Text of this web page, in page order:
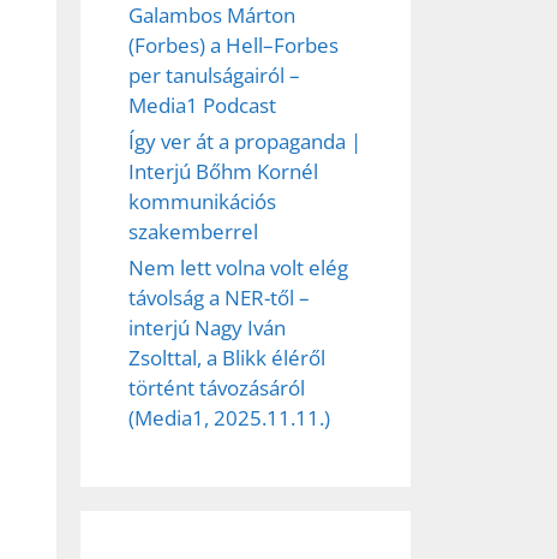
Galambos Márton
(Forbes) a Hell–Forbes
per tanulságairól –
Media1 Podcast
Így ver át a propaganda |
Interjú Bőhm Kornél
kommunikációs
szakemberrel
Nem lett volna volt elég
távolság a NER-től –
interjú Nagy Iván
Zsolttal, a Blikk éléről
történt távozásáról
(Media1, 2025.11.11.)